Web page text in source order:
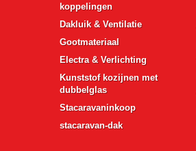
koppelingen
Dakluik & Ventilatie
Gootmateriaal
Electra & Verlichting
Kunststof kozijnen met
dubbelglas
Stacaravaninkoop
stacaravan-dak